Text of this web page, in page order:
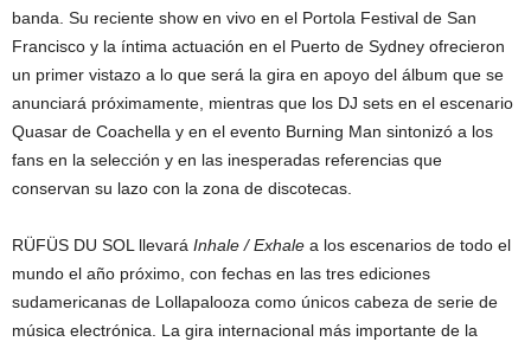
banda. Su reciente show en vivo en el Portola Festival de San
Francisco y la íntima actuación en el Puerto de Sydney ofrecieron
un primer vistazo a lo que será la gira en apoyo del álbum que se
anunciará próximamente, mientras que los DJ sets en el escenario
Quasar de Coachella y en el evento Burning Man sintonizó a los
fans en la selección y en las inesperadas referencias que
conservan su lazo con la zona de discotecas.
RÜFÜS DU SOL llevará Inhale / Exhale a los escenarios de todo el
mundo el año próximo, con fechas en las tres ediciones
sudamericanas de Lollapalooza como únicos cabeza de serie de
música electrónica. La gira internacional más importante de la